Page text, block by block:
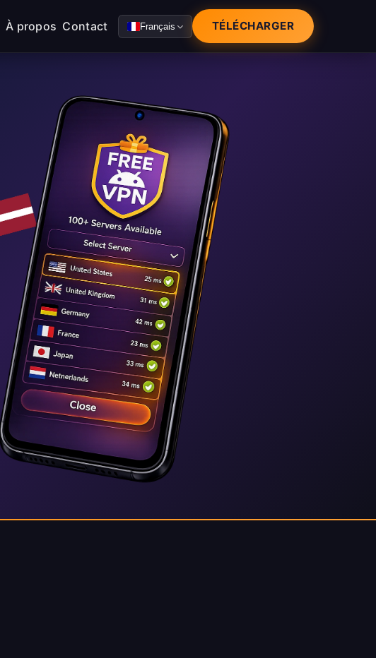
À propos Contact Français TÉLÉCHARGER